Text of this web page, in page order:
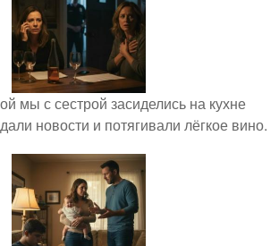
мы с сестрой засиделись на кухне
новости и потягивали лёгкое вино.